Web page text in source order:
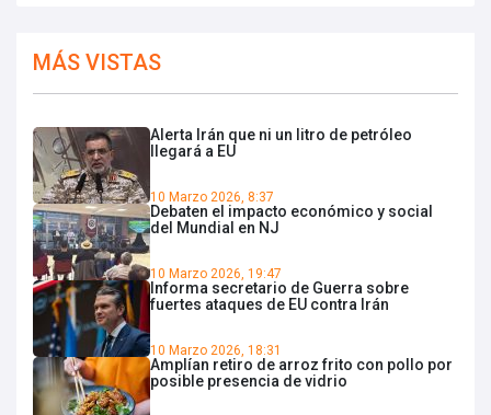
MÁS VISTAS
Alerta Irán que ni un litro de petróleo
llegará a EU
10 Marzo 2026, 8:37
Debaten el impacto económico y social
del Mundial en NJ
10 Marzo 2026, 19:47
Informa secretario de Guerra sobre
fuertes ataques de EU contra Irán
10 Marzo 2026, 18:31
Amplían retiro de arroz frito con pollo por
posible presencia de vidrio